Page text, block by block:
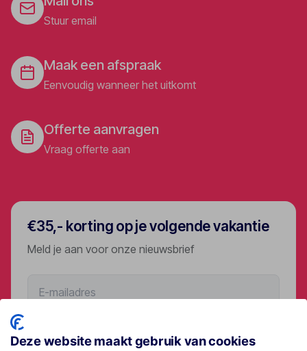
Stuur email
Maak een afspraak
Eenvoudig wanneer het uitkomt
Offerte aanvragen
Vraag offerte aan
€35,- korting op je volgende vakantie
Meld je aan voor onze nieuwsbrief
Deze website maakt gebruik van cookies